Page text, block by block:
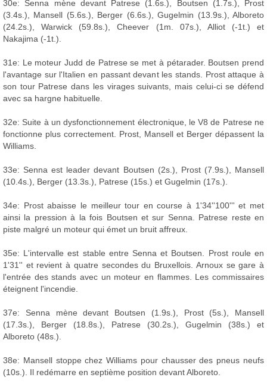
30e: Senna mène devant Patrese (1.6s.), Boutsen (1.7s.), Prost
(3.4s.), Mansell (5.6s.), Berger (6.6s.), Gugelmin (13.9s.), Alboreto
(24.2s.), Warwick (59.8s.), Cheever (1m. 07s.), Alliot (-1t.) et
Nakajima (-1t.).
31e: Le moteur Judd de Patrese se met à pétarader. Boutsen prend
l'avantage sur l'Italien en passant devant les stands. Prost attaque à
son tour Patrese dans les virages suivants, mais celui-ci se défend
avec sa hargne habituelle.
32e: Suite à un dysfonctionnement électronique, le V8 de Patrese ne
fonctionne plus correctement. Prost, Mansell et Berger dépassent la
Williams.
33e: Senna est leader devant Boutsen (2s.), Prost (7.9s.), Mansell
(10.4s.), Berger (13.3s.), Patrese (15s.) et Gugelmin (17s.).
34e: Prost abaisse le meilleur tour en course à 1'34''100''' et met
ainsi la pression à la fois Boutsen et sur Senna. Patrese reste en
piste malgré un moteur qui émet un bruit affreux.
35e: L'intervalle est stable entre Senna et Boutsen. Prost roule en
1'31'' et revient à quatre secondes du Bruxellois. Arnoux se gare à
l'entrée des stands avec un moteur en flammes. Les commissaires
éteignent l'incendie.
37e: Senna mène devant Boutsen (1.9s.), Prost (5s.), Mansell
(17.3s.), Berger (18.8s.), Patrese (30.2s.), Gugelmin (38s.) et
Alboreto (48s.).
38e: Mansell stoppe chez Williams pour chausser des pneus neufs
(10s.). Il redémarre en septième position devant Alboreto.